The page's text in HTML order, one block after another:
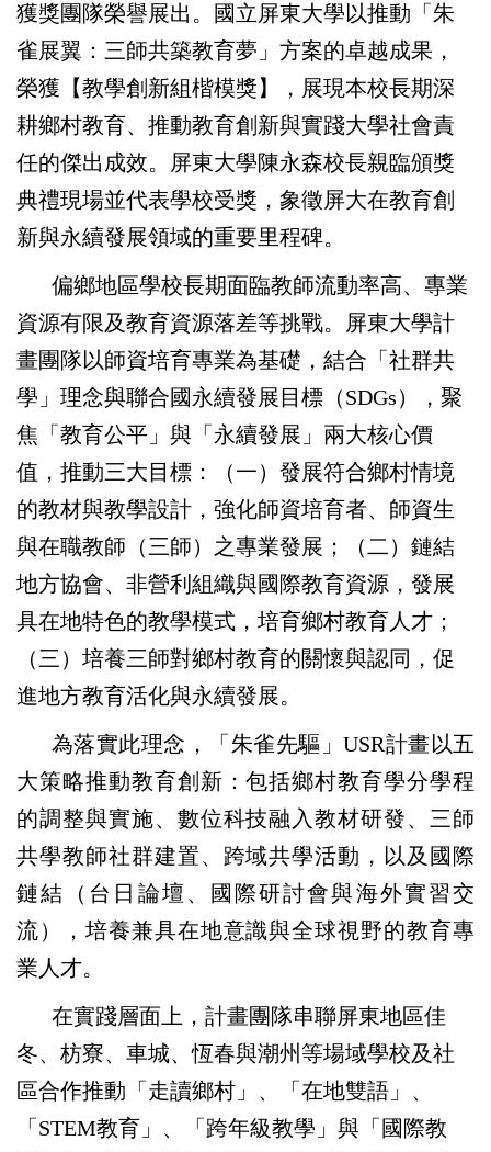
獲獎團隊榮譽展出。國立屏東大學以推動「朱
雀展翼：三師共築教育夢」方案的卓越成果，
榮獲【教學創新組楷模獎】，展現本校長期深
耕鄉村教育、推動教育創新與實踐大學社會責
任的傑出成效。屏東大學陳永森校長親臨頒獎
典禮現場並代表學校受獎，象徵屏大在教育創
新與永續發展領域的重要里程碑。
偏鄉地區學校長期面臨教師流動率高、專業
資源有限及教育資源落差等挑戰。屏東大學計
畫團隊以師資培育專業為基礎，結合「社群共
學」理念與聯合國永續發展目標（SDGs），聚
焦「教育公平」與「永續發展」兩大核心價
值，推動三大目標：（一）發展符合鄉村情境
的教材與教學設計，強化師資培育者、師資生
與在職教師（三師）之專業發展；（二）鏈結
地方協會、非營利組織與國際教育資源，發展
具在地特色的教學模式，培育鄉村教育人才；
（三）培養三師對鄉村教育的關懷與認同，促
進地方教育活化與永續發展。
為落實此理念，「朱雀先驅」USR計畫以五
大策略推動教育創新：包括鄉村教育學分學程
的調整與實施、數位科技融入教材研發、三師
共學教師社群建置、跨域共學活動，以及國際
鏈結（台日論壇、國際研討會與海外實習交
流），培養兼具在地意識與全球視野的教育專
業人才。
在實踐層面上，計畫團隊串聯屏東地區佳
冬、枋寮、車城、恆春與潮州等場域學校及社
區合作推動「走讀鄉村」、「在地雙語」、
「 STEM教育」、「跨年級教學」與「國際教